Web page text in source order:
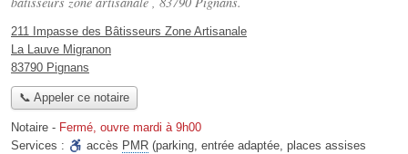
211 Impasse des Bâtisseurs Zone Artisanale
La Lauve Migranon
83790 Pignans
📞 Appeler ce notaire
Notaire - Fermé, ouvre mardi à 9h00
Services :
accès PMR (parking, entrée adaptée, places assises